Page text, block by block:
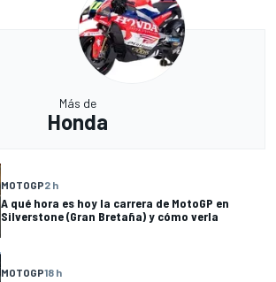
Más de
Honda
MOTOGP2 h
A qué hora es hoy la carrera de MotoGP en
Silverstone (Gran Bretaña) y cómo verla
MOTOGP18 h